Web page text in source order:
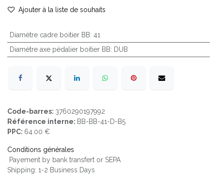
Ajouter à la liste de souhaits
Diamètre cadre boitier BB: 41
Diamètre axe pédalier boitier BB: DUB
Code-barres: 3760290197992
Référence interne: BB-BB-41-D-B5
PPC: 64.00 €
Conditions générales
Payement by bank transfert or SEPA
Shipping: 1-2 Business Days